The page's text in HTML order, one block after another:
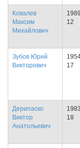
Ковалев
Максим
Михайлович
12
Зубов Юрий
Викторович
17
Дерипаско
Виктор
Анатольевич
18